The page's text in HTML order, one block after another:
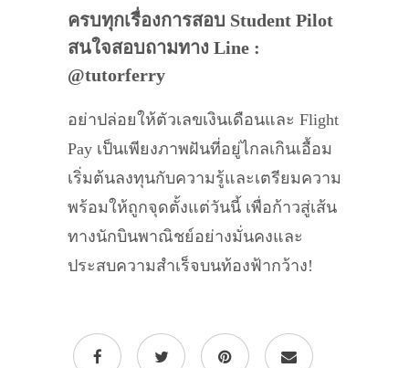
ครบทุกเรื่องการสอบ Student Pilot
สนใจสอบถามทาง Line :
@tutorferry
อย่าปล่อยให้ตัวเลขเงินเดือนและ Flight
Pay เป็นเพียงภาพฝันที่อยู่ไกลเกินเอื้อม
เริ่มต้นลงทุนกับความรู้และเตรียมความ
พร้อมให้ถูกจุดตั้งแต่วันนี้ เพื่อก้าวสู่เส้น
ทางนักบินพาณิชย์อย่างมั่นคงและ
ประสบความสำเร็จบนท้องฟ้ากว้าง!